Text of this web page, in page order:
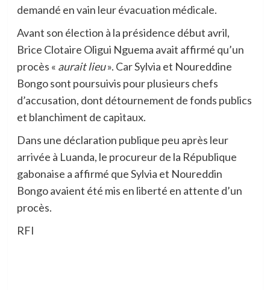
demandé en vain leur évacuation médicale.
Avant son élection à la présidence début avril,
Brice Clotaire Oligui Nguema avait affirmé qu’un
procès « aurait lieu». Car Sylvia et Noureddine
Bongo sont poursuivis pour plusieurs chefs
d’accusation, dont détournement de fonds publics
et blanchiment de capitaux.
Dans une déclaration publique peu après leur
arrivée à Luanda, le procureur de la République
gabonaise a affirmé que Sylvia et Noureddin
Bongo avaient été mis en liberté en attente d’un
procès.
RFI